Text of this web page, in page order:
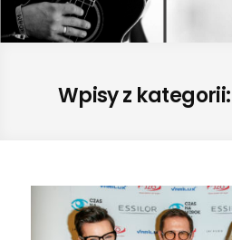
Wpisy z kategorii: